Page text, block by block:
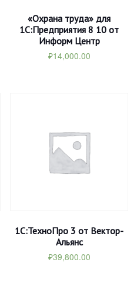
«Охрана труда» для
1С:Предприятия 8 10 от
Информ Центр
₽14,000.00
1С:ТехноПро 3 от Вектор-
Альянс
₽39,800.00